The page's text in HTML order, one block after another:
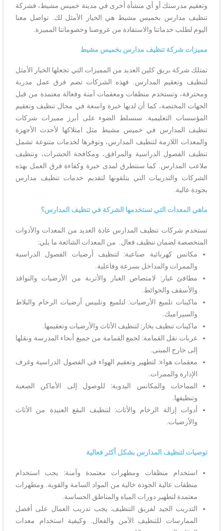
وتعقيم مدرستك أو أي منشأة أخرى في مدينة خميس مشيط، فشركة
تنظيف مدارس بخميس مشيط هي الخيار الأمثل لك. تواصل معنا
اليوم لطلب خدماتنا والاستفادة من عروضنا وخصوماتنا المميزة.
مميزات شركة تنظيف مدارس بخميس مشيط
تمتلك شركة بريق كلين العديد من المميزات التي تجعلها الخيار الأمثل
لتنظيف وتعقيم المدارس. فهذه الشركات تضم فرق عمل مدربة
ومحترفة، وتستخدم منظفات ومعقمات آمنة وفعالة معتمدة من قبل
الجهات المختصة، كما أن لديها خبرة واسعة في مجال تنظيف وتعقيم
المؤسسات التعليمية. سنسلط الضوء على أبرز مميزات شركات
تنظيف المدارس في خميس مشيط مثل امتلاكها لأحدث الأجهزة
والمعدات اللازمة لتنظيف المدارس، وتوفرها لخدمات متنوعة تشمل
تنظيف الفصول الدراسية والمرافق، ومكافحة الحشرات، وتنظيف
ملاعب المدارس. كما سنتطرق لمدى خبرة وكفاءة فرق العمل بهذه
الشركات والتدريبات التي يتلقونها لتقديم خدمات تنظيف مدارس
بجودة عالية.
ماهي المعدات التي تستخدمها الشركة في تنظيف المدارس؟
تستخدم شركات تنظيف المدارس عادة العديد من المعدات والأدوات
المتخصصة لضمان تنظيف فعال. من المعدات الشائعة ما يلي:
مكانس كهربائية صناعية: لتنظيف أرضيات الفصول الدراسية
والممرات والمداخل بسرعة وفاعلية.
مطافئ غبار: لامتصاص الغبار والأتربة من الأرضيات والنوافذ
والأسقف والحوائط.
ماكينات تلميع الأرضيات: لتلميع وتلبيس أرضيات الرخام والبلاط
والسيراميك.
ماكينات تنظيف بخار: لتنظيف الأثاث والأرضيات وتعقيمها.
عربات نقل القمامة: لجمع القمامة من جميع أنحاء المدرسة ونقلها
إلى خارج المبنى.
معقمات هواء: لتطهير وتعقيم الهواء في الفصول الدراسية وغرف
الإدارة والممرات.
المماحات والمكانس اليدوية: للوصول إلى الأماكن الصعبة
وتنظيفها.
أدوات إزالة الرخام والأثاث: لتنظيف البقع العنيدة من الأثاث
والأرضيات.
توصيات لتنظيف المدارس بشكل أكثر فعالية
استخدام منظفات ومطهرات معتمدة وآمنة: يجب استخدام
منظفات عالية الجودة خالية من المواد السامة والقوية. ومطهرات
معتمدة لتطهير دورات المياه والمناطق الحساسة.
التدريب الجيد لفريق التنظيف: يجب تدريب العمال على أفضل
الممارسات للتنظيف الآمن والفعال. وكيفية استخدام معدات